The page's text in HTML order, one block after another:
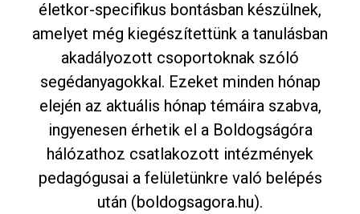
életkor-specifikus bontásban készülnek,
amelyet még kiegészítettünk a tanulásban
akadályozott csoportoknak szóló
segédanyagokkal. Ezeket minden hónap
elején az aktuális hónap témáira szabva,
ingyenesen érhetik el a Boldogságóra
hálózathoz csatlakozott intézmények
pedagógusai a felületünkre való belépés
után (boldogsagora.hu).